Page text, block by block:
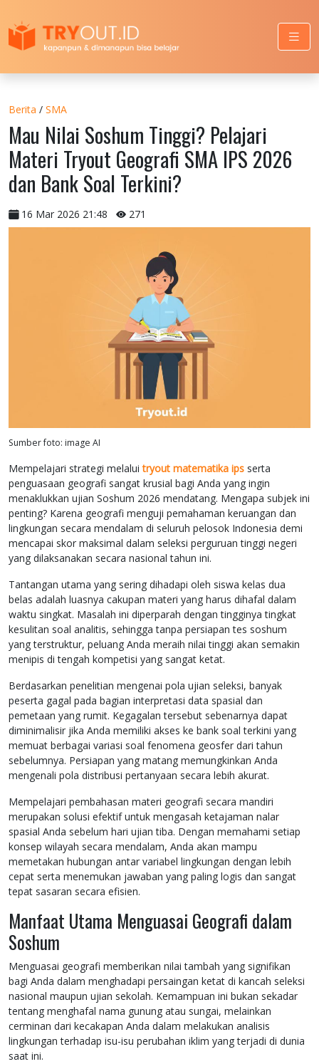
Berita / SMA
Mau Nilai Soshum Tinggi? Pelajari
Materi Tryout Geografi SMA IPS 2026
dan Bank Soal Terkini?
16 Mar 2026 21:48 271
Sumber foto: image AI
Mempelajari strategi melaluitryout matematika ips serta
penguasaan geografi sangat krusial bagi Anda yang ingin
menaklukkan ujian Soshum 2026 mendatang. Mengapa subjek ini
penting? Karena geografi menguji pemahaman keruangan dan
lingkungan secara mendalam di seluruh pelosok Indonesia demi
mencapai skor maksimal dalam seleksi perguruan tinggi negeri
yang dilaksanakan secara nasional tahun ini.
Tantangan utama yang sering dihadapi oleh siswa kelas dua
belas adalah luasnya cakupan materi yang harus dihafal dalam
waktu singkat. Masalah ini diperparah dengan tingginya tingkat
kesulitan soal analitis, sehingga tanpa persiapan tes soshum
yang terstruktur, peluang Anda meraih nilai tinggi akan semakin
menipis di tengah kompetisi yang sangat ketat.
Berdasarkan penelitian mengenai pola ujian seleksi, banyak
peserta gagal pada bagian interpretasi data spasial dan
pemetaan yang rumit. Kegagalan tersebut sebenarnya dapat
diminimalisir jika Anda memiliki akses ke bank soal terkini yang
memuat berbagai variasi soal fenomena geosfer dari tahun
sebelumnya. Persiapan yang matang memungkinkan Anda
mengenali pola distribusi pertanyaan secara lebih akurat.
Mempelajari pembahasan materi geografi secara mandiri
merupakan solusi efektif untuk mengasah ketajaman nalar
spasial Anda sebelum hari ujian tiba. Dengan memahami setiap
konsep wilayah secara mendalam, Anda akan mampu
memetakan hubungan antar variabel lingkungan dengan lebih
cepat serta menemukan jawaban yang paling logis dan sangat
tepat sasaran secara efisien.
Manfaat Utama Menguasai Geografi dalam
Soshum
Menguasai geografi memberikan nilai tambah yang signifikan
bagi Anda dalam menghadapi persaingan ketat di kancah seleksi
nasional maupun ujian sekolah. Kemampuan ini bukan sekadar
tentang menghafal nama gunung atau sungai, melainkan
cerminan dari kecakapan Anda dalam melakukan analisis
lingkungan terhadap isu-isu perubahan iklim yang terjadi di dunia
saat ini.